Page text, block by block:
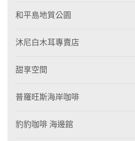
和平島地質公園
沐尼白木耳專賣店
甜享空間
普羅旺斯海岸咖啡
豹豹咖啡 海邊館